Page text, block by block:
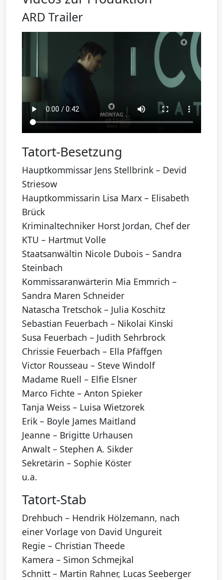
ARD Trailer
Tatort-Besetzung
Hauptkommissar Jens Stellbrink – Devid
Striesow
Hauptkommissarin Lisa Marx – Elisabeth
Brück
Kriminaltechniker Horst Jordan, Chef der
KTU – Hartmut Volle
Staatsanwältin Nicole Dubois – Sandra
Steinbach
Kommissaranwärterin Mia Emmrich –
Sandra Maren Schneider
Natascha Tretschok – Julia Koschitz
Sebastian Feuerbach – Nikolai Kinski
Susa Feuerbach – Judith Sehrbrock
Chrissie Feuerbach – Ella Pfäffgen
Victor Rousseau – Steve Windolf
Madame Ruell – Elfie Elsner
Marco Fichte – Anton Spieker
Tanja Weiss – Luisa Wietzorek
Erik – Boyle James Maitland
Jeanne – Brigitte Urhausen
Anwalt – Stephen A. Sikder
Sekretärin – Sophie Köster
u.a.
Tatort-Stab
Drehbuch – Hendrik Hölzemann, nach
einer Vorlage von David Ungureit
Regie – Christian Theede
Kamera – Simon Schmejkal
Schnitt – Martin Rahner, Lucas Seeberger